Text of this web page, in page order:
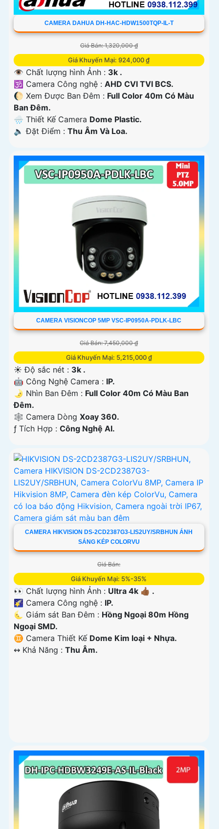
CAMERA DAHUA DH-HAC-HDW1500TQP-IL-T
Giá Bán: 1,320,000 ₫
Giá Khuyến Mại: 924,000 ₫
👁 Chất lượng hình Ảnh : 3k .
🕉️ Camera Công nghệ : AHD CVI TVI BCS.
🌔 Xem Được Ban Đêm : Full Color 40m Có Màu
Ban Ðêm.
🌧️ Thiết Kế Camera Dome Plastic.
️🔈 Đặt Điểm : Thu Âm Và Loa.
CAMERA VISIONCOP 5MP VSC-IP0950A-PDLK-LBC
Giá Bán: 7,450,000 ₫
Giá Khuyến Mại: 5,215,000 ₫
☀️ Độ sắc nét : 3k .
🤖️ Công Nghệ Camera : IP.
🌛 Nhìn Ban Đêm : Full Color 40m Có Màu Ban
Ðêm.
🕸️ Camera Dòng Xoay 360.
️ƒ Tích Hợp : Công Nghệ AI.
CAMERA HIKVISION DS-2CD2387G3-LIS2UY/SRBHUN ÁNH
SÁNG KÉP COLORVU
Giá Bán:
Giá Khuyến Mại: 5%-35%
👀 Chất lượng hình Ảnh : Ultra 4k 👍🏾 .
🌠 Camera Công nghệ : IP.
🌜 Giám sát Ban Đêm : Hồng Ngoại 80m Hồng
Ngoại SMD.
♊ Camera Thiết Kế Dome Kim loại + Nhựa.
️↭ Khả Năng : Thu Âm.